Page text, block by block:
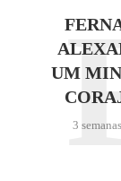
UM
3